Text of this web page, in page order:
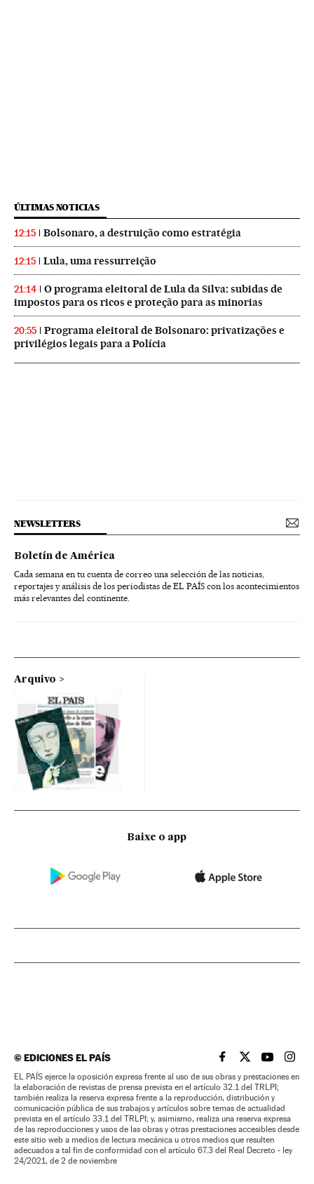
ÚLTIMAS NOTICIAS
12:15 Bolsonaro, a destruição como estratégia
12:15 Lula, uma ressurreição
21:14
O programa eleitoral de Lula da Silva: subidas de
impostos para os ricos e proteção para as minorias
20:55
Programa eleitoral de Bolsonaro: privatizações e
privilégios legais para a Polícia
NEWSLETTERS
Boletín de América
Cada semana en tu cuenta de correo una selección de las noticias,
reportajes y análisis de los periodistas de EL PAÍS con los acontecimientos
más relevantes del continente.
Arquivo
Baixe o app
©EDICIONES EL PAÍS EL PAÍS BRASIL EN
EL PAÍSEL PAÍS
EL
EL PAÍS ejerce la oposición expresa frente al uso de sus obras y prestaciones en
la elaboración de revistas de prensa prevista en el artículo 32.1 del TRLPI;
también realiza la reserva expresa frente a la reproducción, distribución y
comunicación pública de sus trabajos y artículos sobre temas de actualidad
prevista en el artículo 33.1 del TRLPI; y, asimismo, realiza una reserva expresa
de las reproducciones y usos de las obras y otras prestaciones accesibles desde
este sitio web a medios de lectura mecánica u otros medios que resulten
adecuados a tal fin de conformidad con el artículo 67.3 del Real Decreto - ley
24/2021, de 2 de noviembre